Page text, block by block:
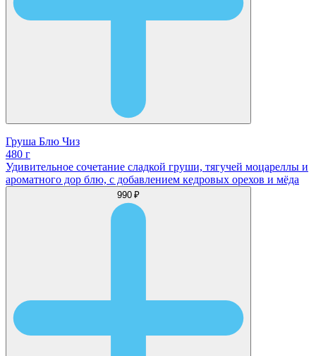
Груша Блю Чиз
480 г
Удивительное сочетание сладкой груши, тягучей моцареллы и
ароматного дор блю, с добавлением кедровых орехов и мёда
990 ₽